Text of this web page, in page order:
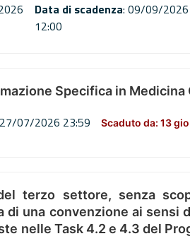
Data di scadenza: 09/09/2026
12:00
Specifica in
07/2026 23:59 Scaduto da: 13
terzo settore, senza
una convenzione ai sensi
nelle Task 4.2 e 4.3 del